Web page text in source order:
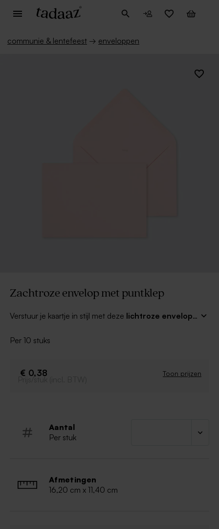
communie & lentefeest → enveloppen
Zachtroze envelop met puntklep
Verstuur je kaartje in stijl met deze lichtroze envelop
of een leuke sluitzegel voor een compleet geheel.
Per 10 stuks
€ 0,38 Toon prijzen
Prijs/stuk (incl. BTW)
Aantal
Per stuk
Afmetingen
16,20 cm x 11,40 cm